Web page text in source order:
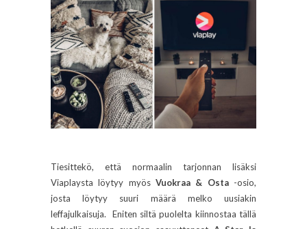
Tiesittekö, että normaalin tarjonnan lisäksi
Viaplaysta löytyy myös Vuokraa & Osta-osio,
josta löytyy suuri määrä melko uusiakin
leffajulkaisuja. Eniten siltä puolelta kiinnostaa tällä